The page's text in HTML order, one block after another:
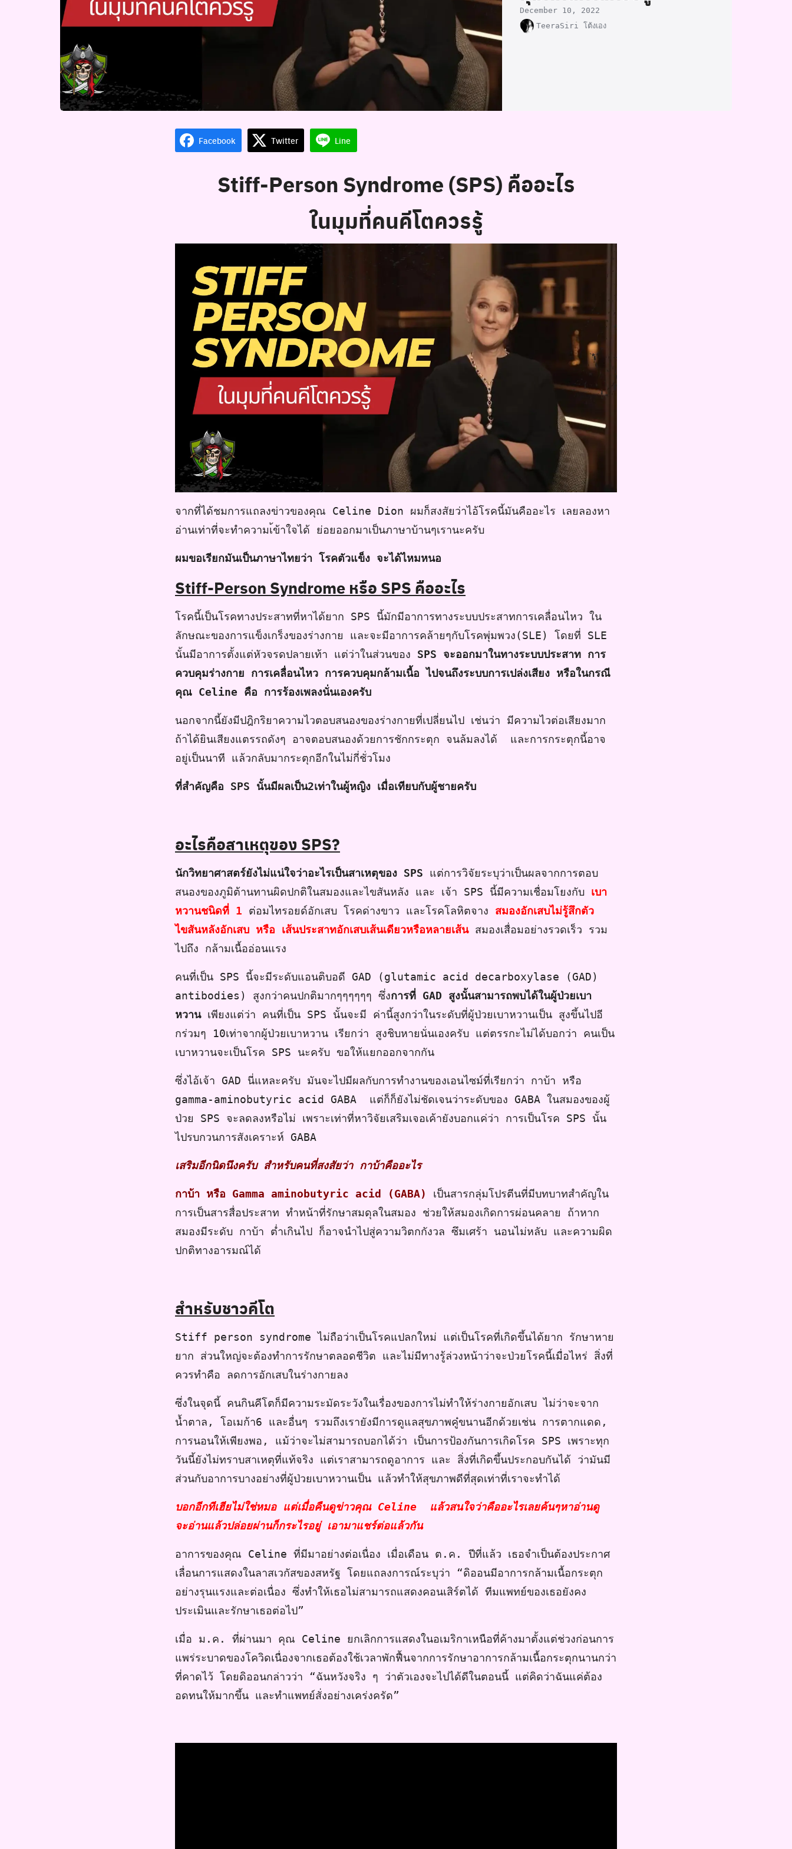
December 10, 2022
TeeraSiri โต้งเอง
Facebook Twitter Line
Stiff-Person Syndrome (SPS) คืออะไร
ในมุมที่คนคีโตควรรู้
จากที่ได้ชมการแถลงข่าวของคุณ Celine Dion ผมก็สงสัยว่าไอ้โรคนี้มันคืออะไร เลยลองหา
อ่านเท่าที่จะทำความเ้ข้าใจได้ ย่อยออกมาเป็นภาษาบ้านๆเรานะครับ
ผมขอเรียกมันเป็นภาษาไทยว่า โรคตัวแข็ง จะได้ไหมหนอ
Stiff-Person Syndrome หรือ SPS คืออะไร
โรคนี้เป็นโรคทางประสาทที่หาได้ยาก SPS นี้มักมีอาการทางระบบประสาทการเคลื่อนไหว ใน
ลักษณะของการแข็งเกร็งของร่างกาย และจะมีอาการคล้ายๆกับโรคพุ่มพวง(SLE) โดยที่ SLE
นั้นมีอาการตั้งแต่หัวจรดปลายเท้า แต่ว่าในส่วนของ SPS จะออกมาในทางระบบประสาท การ
ควบคุมร่างกาย การเคลื่อนไหว การควบคุมกล้ามเนื้อ ไปจนถึงระบบการเปล่งเสียง หรือในกรณี
คุณ Celine คือ การร้องเพลงนั่นเองครับ
นอกจากนี้ยังมีปฎิกริยาความไวตอบสนองของร่างกายที่เปลี่ยนไป เช่นว่า มีความไวต่อเสียงมาก
ถ้าได้ยินเสียงแตรรถดังๆ อาจตอบสนองด้วยการชักกระตุก จนล้มลงได้ และการกระตุกนี้อาจ
อยู่เป็นนาที แล้วกลับมากระตุกอีกในไม่กี่ชั่วโมง
ที่สำคัญคือ SPS นั้นมีผลเป็น2เท่าในผู้หญิง เมื่อเทียบกับผู้ชายครับ
อะไรคือสาเหตุของ SPS?
นักวิทยาศาสตร์ยังไม่แน่ใจว่าอะไรเป็นสาเหตุของ SPS แต่การวิจัยระบุว่าเป็นผลจากการตอบ
สนองของภูมิต้านทานผิดปกติในสมองและไขสันหลัง และ เจ้า SPS นี้มีความเชื่อมโยงกับ เบา
หวานชนิดที่ 1 ต่อมไทรอยด์อักเสบ โรคด่างขาว และโรคโลหิตจาง สมองอักเสบไม่รู้สึกตัว
ไขสันหลังอักเสบ หรือ เส้นประสาทอักเสบเส้นเดียวหรือหลายเส้นสมองเสื่อมอย่างรวดเร็ว รวม
ไปถึง กล้ามเนื้ออ่อนแรง
คนที่เป็น SPS นี้จะมีระดับแอนติบอดี GAD (glutamic acid decarboxylase (GAD)
antibodies) สูงกว่าคนปกติมากๆๆๆๆๆๆ ซึ่งการที่ GAD สูงนั้นสามารถพบได้ในผู้ป่วยเบา
หวานเพียงแต่ว่า คนที่เป็น SPS นั้นจะมี ค่านี้สูงกว่าในระดับที่ผู้ป่วยเบาหวานเป็น สูงขึ้นไปอี
กร่วมๆ 10เท่าจากผู้ป่วยเบาหวาน เรียกว่า สูงชิบหายนั่นเองครับ แต่ตรรกะไม่ได้บอกว่า คนเป็น
เบาหวานจะเป็นโรค SPS นะครับ ขอให้แยกออกจากกัน
ซึ่งไอ้เจ้า GAD นี่แหละครับ มันจะไปมีผลกับการทำงานของเอนไซม์ที่เรียกว่า กาบ้า หรือ
gamma-aminobutyric acid GABA แต่ก็ก็ยังไม่ชัดเจนว่าระดับของ GABA ในสมองของผู้
ป่วย SPS จะลดลงหรือไม่ เพราะเท่าที่หาวิจัยเสริมเจอเค้ายังบอกแค่ว่า การเป็นโรค SPS นั้น
ไปรบกวนการสังเคราะห์ GABA
เสริมอีกนิดนึงครับ สำหรับคนที่สงสัยว่า กาบ้าคืออะไร
กาบ้า หรือ Gamma aminobutyric acid (GABA)
เป็นสารกลุ่มโปรตีนที่มีบทบาทสำคัญใน
การเป็นสารสื่อประสาท ทำหน้าที่รักษาสมดุลในสมอง ช่วยให้สมองเกิดการผ่อนคลาย ถ้าหาก
สมองมีระดับ กาบ้า ต่ำเกินไป ก็อาจนำไปสู่ความวิตกกังวล ซึมเศร้า นอนไม่หลับ และความผิด
ปกติทางอารมณ์ได้
สำหรับชาวคีโต
Stiff person syndrome ไม่ถือว่าเป็นโรคแปลกใหม่ แต่เป็นโรคที่เกิดขึ้นได้ยาก รักษาหาย
ยาก ส่วนใหญ่จะต้องทำการรักษาตลอดชีวิต และไม่มีทางรู้ล่วงหน้าว่าจะป่วยโรคนี้เมื่อไหร่ สิ่งที่
ควรทำคือ ลดการอักเสบในร่างกายลง
ซึ่งในจุดนี้ คนกินคีโตก็มีความระมัดระวังในเรื่องของการไม่ทำให้ร่างกายอักเสบ ไม่ว่าจะจาก
น้ำตาล, โอเมก้า6 และอื่นๆ รวมถึงเรายังมีการดูแลสุขภาพคู๋ขนานอีกด้วยเช่น การตากแดด,
การนอนให้เพียงพอ, แม้ว่าจะไม่สามารถบอกได้ว่า เป็นการป้องกันการเกิดโรค SPS เพราะทุก
วันนี้ยังไม่ทราบสาเหตุที่แท้จริง แต่เราสามารถดูอาการ และ สิ่งที่เกิดขึ้นประกอบกันได้ ว่ามันมี
ส่วนกับอาการบางอย่างที่ผู้ป่วยเบาหวานเป็น แล้วทำให้สุขภาพดีที่สุดเท่าที่เราจะทำได้
บอกอีกทีเฮียไม่ใช่หมอ แต่เมื่อคืนดูข่าวคุณ Celine แล้วสนใจว่าคืออะไรเลยค้นๆหาอ่านดู
จะอ่านแล้วปล่อยผ่านก็กระไรอยู่ เอามาแชร์ต่อแล้วกัน
อาการของคุณ Celine ที่มีมาอย่างต่อเนื่อง เมื่อเดือน ต.ค. ปีที่แล้ว เธอจำเป็นต้องประกาศ
เลื่อนการแสดงในลาสเวกัสของสหรัฐ โดยแถลงการณ์ระบุว่า “ดิออนมีอาการกล้ามเนื้อกระตุก
อย่างรุนแรงและต่อเนื่อง ซึ่งทำให้เธอไม่สามารถแสดงคอนเสิร์ตได้ ทีมแพทย์ของเธอยังคง
ประเมินและรักษาเธอต่อไป”
เมื่อ ม.ค. ที่ผ่านมา คุณ Celine ยกเลิกการแสดงในอเมริกาเหนือที่ค้างมาตั้งแต่ช่วงก่อนการ
แพร่ระบาดของโควิดเนื่องจากเธอต้องใช้เวลาพักฟื้นจากการรักษาอาการกล้ามเนื้อกระตุกนานกว่า
ที่คาดไว้ โดยดิออนกล่าวว่า “ฉันหวังจริง ๆ ว่าตัวเองจะไปได้ดีในตอนนี้ แต่คิดว่าฉันแค่ต้อง
อดทนให้มากขึ้น และทำแพทย์สั่งอย่างเคร่งครัด”